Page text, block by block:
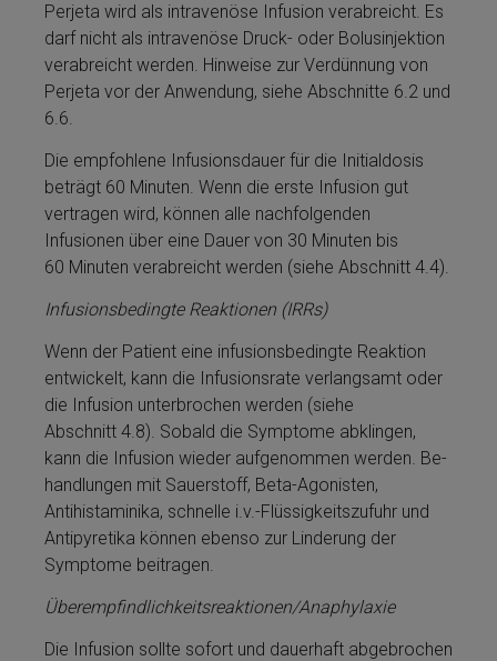
Perjeta­ wird als intravenöse Infusion verabreicht. Es
darf nicht als intravenöse Druck- oder Bo­lus­in­jektion
verabreicht werden. Hinweise zur Verdünnung von
Perjeta­ vor der Anwendung, siehe Abschnitte 6.2 und
6.6.
Die empfohlene Infusionsdauer für die Initialdosis
beträgt 60 Minuten. Wenn die erste Infusion gut
vertragen wird, kön­nen alle nachfolgenden
Infusionen über eine Dauer von 30 Minuten bis
60 Minuten verabreicht werden (siehe Abschnitt 4.4).
Infusionsbedingte Reaktionen (IRRs)
Wenn der Patient eine infusionsbedingte Reaktion
entwickelt, kann die Infusionsrate verlangsamt oder
die Infusion unterbrochen werden (siehe
Abschnitt 4.8). Sobald die Symptome abklingen,
kann die Infusion wieder aufgenommen werden. Be­
handlungen mit Sauer­stoff, Beta-Agonisten,
Antihistaminika, schnelle i.v.-Flüs­sig­keitszufuhr und
Antipyretika kön­nen ebenso zur Linderung der
Symptome beitragen.
Über­emp­find­lich­keitsreaktionen/Anaphylaxie
Die Infusion sollte sofort und dauerhaft abgebrochen